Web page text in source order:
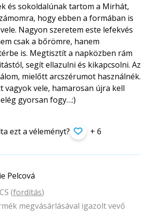
és sokoldalúnak tartom a Mirhát,
hogy ebben a formában is
Nagyon szeretem este lefekvés
csak a bőrömre, hanem
is. Megtisztít a napközben rám
segít ellazulni és kikapcsolni. Az
mielőtt arcszérumot használnék.
vagyok vele, hamarosan újra kell
gyorsan fogy…:)
ezt a véleményt? + 6
Pelcová
CS (fordítás)
megvásárlásával igazolt vevő